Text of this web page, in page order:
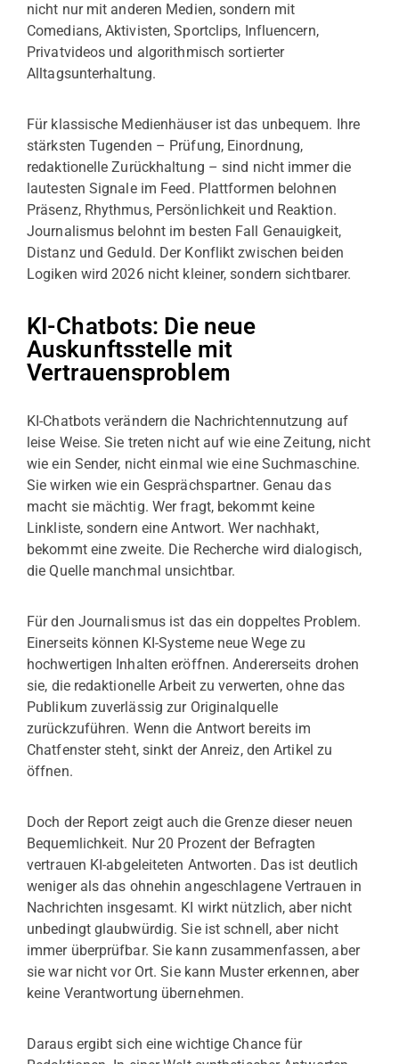
nicht nur mit anderen Medien, sondern mit
Comedians, Aktivisten, Sportclips, Influencern,
Privatvideos und algorithmisch sortierter
Alltagsunterhaltung.
Für klassische Medienhäuser ist das unbequem. Ihre
stärksten Tugenden – Prüfung, Einordnung,
redaktionelle Zurückhaltung – sind nicht immer die
lautesten Signale im Feed. Plattformen belohnen
Präsenz, Rhythmus, Persönlichkeit und Reaktion.
Journalismus belohnt im besten Fall Genauigkeit,
Distanz und Geduld. Der Konflikt zwischen beiden
Logiken wird 2026 nicht kleiner, sondern sichtbarer.
KI-Chatbots: Die neue
Auskunftsstelle mit
Vertrauensproblem
KI-Chatbots verändern die Nachrichtennutzung auf
leise Weise. Sie treten nicht auf wie eine Zeitung, nicht
wie ein Sender, nicht einmal wie eine Suchmaschine.
Sie wirken wie ein Gesprächspartner. Genau das
macht sie mächtig. Wer fragt, bekommt keine
Linkliste, sondern eine Antwort. Wer nachhakt,
bekommt eine zweite. Die Recherche wird dialogisch,
die Quelle manchmal unsichtbar.
Für den Journalismus ist das ein doppeltes Problem.
Einerseits können KI-Systeme neue Wege zu
hochwertigen Inhalten eröffnen. Andererseits drohen
sie, die redaktionelle Arbeit zu verwerten, ohne das
Publikum zuverlässig zur Originalquelle
zurückzuführen. Wenn die Antwort bereits im
Chatfenster steht, sinkt der Anreiz, den Artikel zu
öffnen.
Doch der Report zeigt auch die Grenze dieser neuen
Bequemlichkeit. Nur 20 Prozent der Befragten
vertrauen KI-abgeleiteten Antworten. Das ist deutlich
weniger als das ohnehin angeschlagene Vertrauen in
Nachrichten insgesamt. KI wirkt nützlich, aber nicht
unbedingt glaubwürdig. Sie ist schnell, aber nicht
immer überprüfbar. Sie kann zusammenfassen, aber
sie war nicht vor Ort. Sie kann Muster erkennen, aber
keine Verantwortung übernehmen.
Daraus ergibt sich eine wichtige Chance für